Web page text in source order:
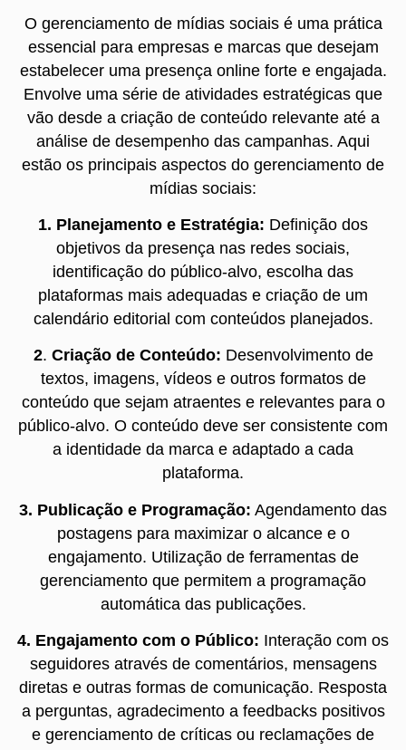
O gerenciamento de mídias sociais é uma prática
essencial para empresas e marcas que desejam
estabelecer uma presença online forte e engajada.
Envolve uma série de atividades estratégicas que
vão desde a criação de conteúdo relevante até a
análise de desempenho das campanhas. Aqui
estão os principais aspectos do gerenciamento de
mídias sociais:
1. Planejamento e Estratégia: Definição dos
objetivos da presença nas redes sociais,
identificação do público-alvo, escolha das
plataformas mais adequadas e criação de um
calendário editorial com conteúdos planejados.
2. Criação de Conteúdo: Desenvolvimento de
textos, imagens, vídeos e outros formatos de
conteúdo que sejam atraentes e relevantes para o
público-alvo. O conteúdo deve ser consistente com
a identidade da marca e adaptado a cada
plataforma.
3. Publicação e Programação: Agendamento das
postagens para maximizar o alcance e o
engajamento. Utilização de ferramentas de
gerenciamento que permitem a programação
automática das publicações.
4. Engajamento com o Público: Interação com os
seguidores através de comentários, mensagens
diretas e outras formas de comunicação. Resposta
a perguntas, agradecimento a feedbacks positivos
e gerenciamento de críticas ou reclamações de